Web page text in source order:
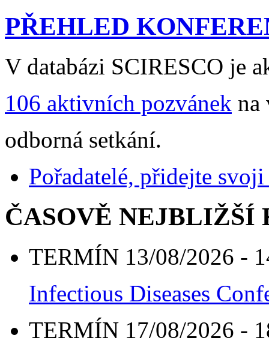
PŘEHLED
V databázi SCIRESCO je
106 aktivních pozvánek na
odborná setkání.
Pořadatelé, přidejte
ČASOVĚ NEJBLIŽŠÍ
TERMÍN 13/08/2026 -
Infectious Diseases
TERMÍN 17/08/2026 -